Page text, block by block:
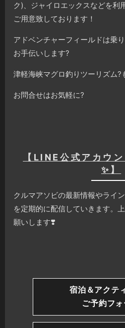
ク)、ジャイロエックスなどを利
ご用意致しております！
アドベンチャーフィールドは乗
お手伝いします?
津軽海峡マグロ釣りツーリズム?
お問合せはお気軽に?
【LINE公式アカウ
✨】
クルマアソビの最新情報やライ
を定期的に配信していきます。
願いします❣️
宿泊＆アクテ
ご予約フ